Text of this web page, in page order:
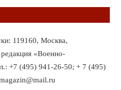
119160, Москва,
«Военно-
+7 (495) 941-26-50; + 7 (495)